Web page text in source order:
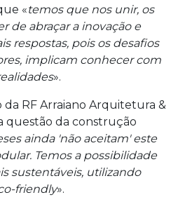
«temos que nos unir, os
de abraçar a inovação e
respostas, pois os desafios
implicam conhecer com
».
RF Arraiano Arquitetura &
questão da construção
ainda 'não aceitam' este
Temos a possibilidade
sustentáveis, utilizando
friendly».